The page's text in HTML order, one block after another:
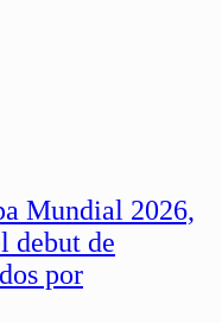
Mundial 2026,
debut de
por